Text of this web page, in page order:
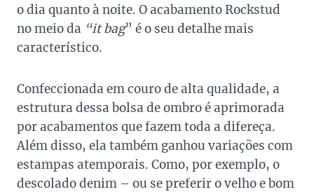
o dia quanto à noite. O acabamento Rockstud
no meio da “it bag” é o seu detalhe mais
característico.
Confeccionada em couro de alta qualidade, a
estrutura dessa bolsa de ombro é aprimorada
por acabamentos que fazem toda a difereça.
Além disso, ela também ganhou variações com
estampas atemporais. Como, por exemplo, o
descolado denim – ou se preferir o velho e bom